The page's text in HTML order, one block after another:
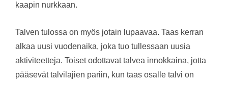
kaapin nurkkaan.
Talven tulossa on myös jotain lupaavaa. Taas kerran
alkaa uusi vuodenaika, joka tuo tullessaan uusia
aktiviteetteja. Toiset odottavat talvea innokkaina, jotta
pääsevät talvilajien pariin, kun taas osalle talvi on